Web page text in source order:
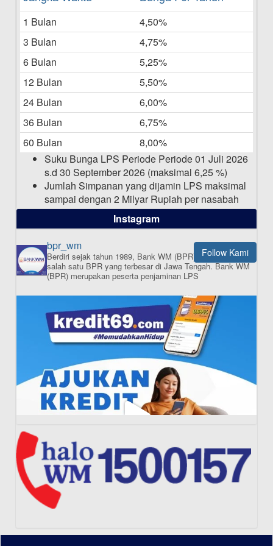
Bulan Mei 2025
Laporan Keuangan Berkelanjutan
06-05-2025
Daftar Pemenang Undian TAMASHA
Bulan April 2025
15-04-2025
Pengumuman Nama Baru Perusahaan
1 Bulan
4,50%
3 Bulan
4,75%
6 Bulan
5,25%
12 Bulan
5,50%
24 Bulan
6,00%
36 Bulan
6,75%
60 Bulan
8,00%
Suku Bunga LPS Periode Periode 01 Juli 2026
s.d 30 September 2026 (maksimal 6,25 %)
Jumlah Simpanan yang dijamin LPS maksimal
sampai dengan 2 Milyar Rupiah per nasabah
dalam satu bank
ISI APLIKASI SEKARANG
Instagram
Follow Kami
bpr_wm
Berdiri sejak tahun 1989, Bank WM (BPR) merupakan
salah satu BPR yang terbesar di Jawa Tengah.Bank WM
(BPR) merupakan peserta penjaminan LPS